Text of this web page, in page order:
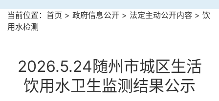
随州市卫生健康委员
会
当前位置： 首页 > 政府信息公开 > 法定主动公开内容 > 饮
用水检测
2026.5.24随州市城区生活
饮用水卫生监测结果公示